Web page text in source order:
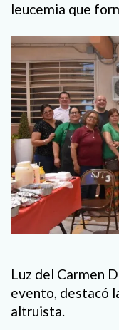
leucemia que
Luz del Carmen
evento, destacó
altruista.